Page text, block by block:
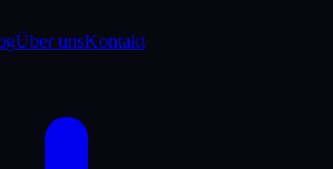
Über unsKontakt